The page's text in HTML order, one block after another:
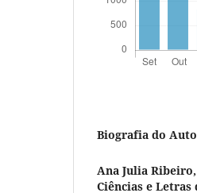
Biografia do
Ana Julia Ribeiro,
Ciências e